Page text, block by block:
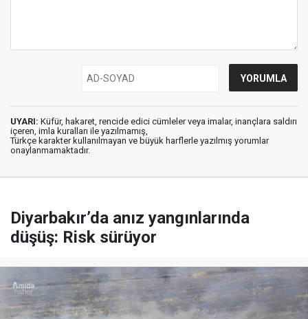
UYARI: Küfür, hakaret, rencide edici cümleler veya imalar, inançlara saldırı
içeren, imla kuralları ile yazılmamış,
Türkçe karakter kullanılmayan ve büyük harflerle yazılmış yorumlar
onaylanmamaktadır.
Diyarbakır’da anız yangınlarında
düşüş: Risk sürüyor